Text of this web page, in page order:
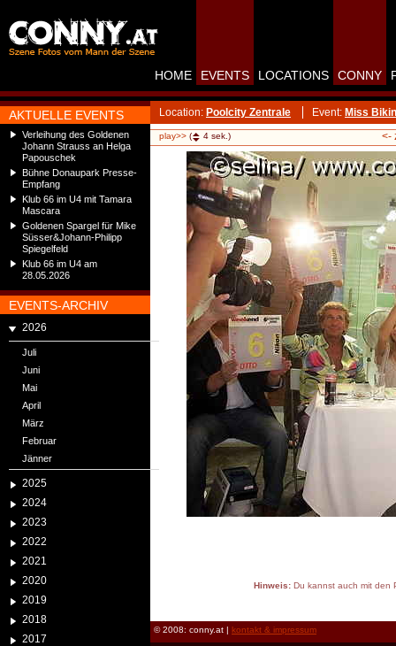
AKTUELLE EVENTS
Verleihung des Goldenen
Johann Strauss an Helga
Papouschek
Bühne Donaupark Presse-
Empfang
Klub 66 im U4 mit Tamara
Mascara
Goldenen Spargel für Mike
Süsser&Johann-Philipp
Spiegelfeld
Klub 66 im U4 am
28.05.2026
EVENTS-ARCHIV
2026
Juli
Juni
Mai
April
März
Februar
Jänner
2025
2024
2023
2022
2021
2020
2019
2018
2017
HOME EVENTS LOCATIONS CONNY
Location: Poolcity Zentrale Event: Miss
play>> ( 4 sek.) <-
Hinweis:Du kannst auch mit den
© 2008: conny.at | kontakt & impressum